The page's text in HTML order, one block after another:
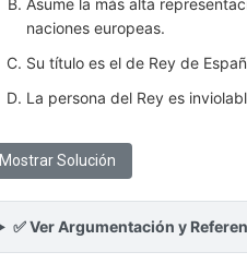
Asume la más alta
naciones europeas.
Su título es el de Rey de
La persona del Rey es
Mostrar Solución
✅ Ver Argumentación y